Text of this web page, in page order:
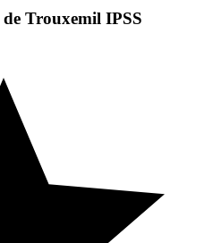
Trouxemil IPSS